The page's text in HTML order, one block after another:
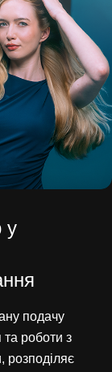
у
подачу
роботи з